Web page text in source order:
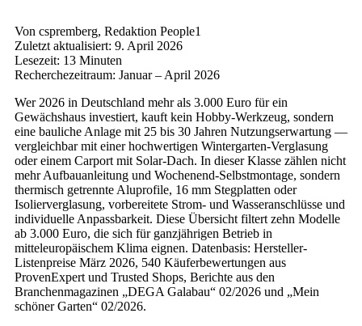
Von cspremberg, Redaktion People1
Zuletzt aktualisiert: 9. April 2026
Lesezeit: 13 Minuten
Recherchezeitraum: Januar – April 2026
Wer 2026 in Deutschland mehr als 3.000 Euro für ein
Gewächshaus investiert, kauft kein Hobby-Werkzeug, sondern
eine bauliche Anlage mit 25 bis 30 Jahren Nutzungserwartung —
vergleichbar mit einer hochwertigen Wintergarten-Verglasung
oder einem Carport mit Solar-Dach. In dieser Klasse zählen nicht
mehr Aufbauanleitung und Wochenend-Selbstmontage, sondern
thermisch getrennte Aluprofile, 16 mm Stegplatten oder
Isolierverglasung, vorbereitete Strom- und Wasseranschlüsse und
individuelle Anpassbarkeit. Diese Übersicht filtert zehn Modelle
ab 3.000 Euro, die sich für ganzjährigen Betrieb in
mitteleuropäischem Klima eignen. Datenbasis: Hersteller-
Listenpreise März 2026, 540 Käuferbewertungen aus
ProvenExpert und Trusted Shops, Berichte aus den
Branchenmagazinen „DEGA Galabau“ 02/2026 und „Mein
schöner Garten“ 02/2026.